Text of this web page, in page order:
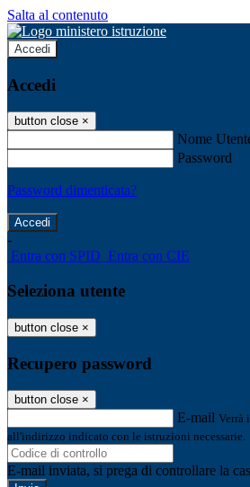
Salta al contenuto
Accedi
Accedi
button close ×
Nome
Password
Password dimenticata?
-
Entra con SPID Entra con CIE
Seleziona utente
button close ×
Recupero password
button close ×
E-mail Verrà
all'indirizzo indicato con le istruzioni necessarie.
E-mail inviata, si prega di controllare la